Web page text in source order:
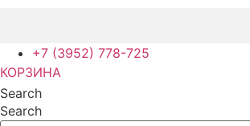
+7 (3952) 778-725
КОРЗИНА
Search
Search